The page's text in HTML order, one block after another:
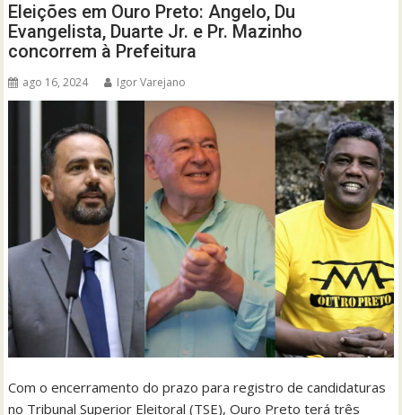
Eleições em Ouro Preto: Angelo, Du
Evangelista, Duarte Jr. e Pr. Mazinho
concorrem à Prefeitura
ago 16, 2024 Igor Varejano
Com o encerramento do prazo para registro de candidaturas
no Tribunal Superior Eleitoral (TSE), Ouro Preto terá três